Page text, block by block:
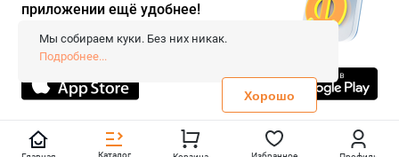
© 2026 «FieraShop.ru»
Сопровождение сайта
- Вебформат.
Все права защищены.
Не является публичной офертой
Политика конфиденциальности
Каталог
приложении ещё удобнее!
Мы собираем куки. Без них никак.
Подробнее...
Хорошо